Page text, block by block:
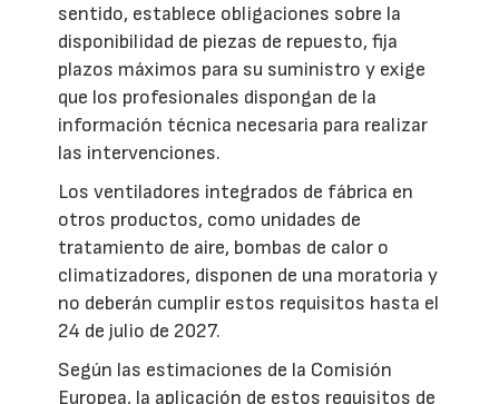
sentido, establece obligaciones sobre la
disponibilidad de piezas de repuesto, fija
plazos máximos para su suministro y exige
que los profesionales dispongan de la
información técnica necesaria para realizar
las intervenciones.
Los ventiladores integrados de fábrica en
otros productos, como unidades de
tratamiento de aire, bombas de calor o
climatizadores, disponen de una moratoria y
no deberán cumplir estos requisitos hasta el
24 de julio de 2027.
Según las estimaciones de la Comisión
Europea, la aplicación de estos requisitos de